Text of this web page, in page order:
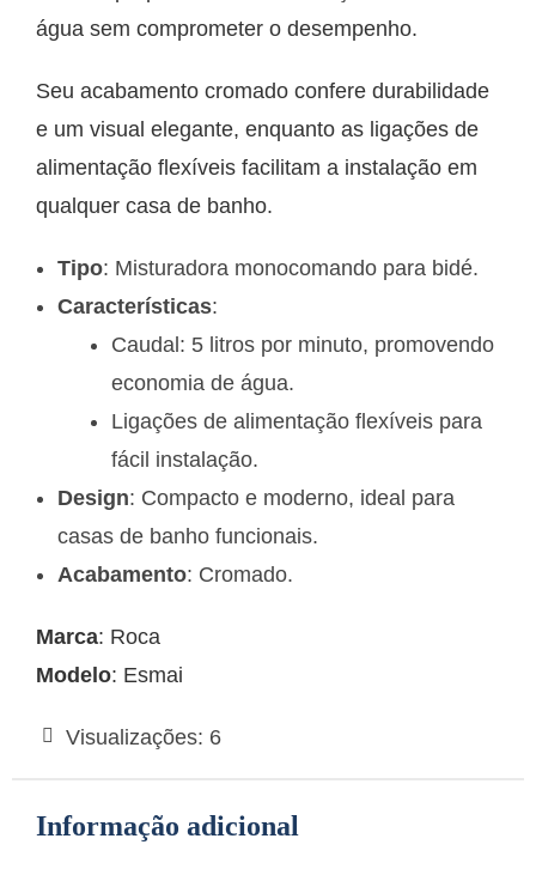
água sem comprometer o desempenho.
Seu acabamento cromado confere durabilidade
e um visual elegante, enquanto as ligações de
alimentação flexíveis facilitam a instalação em
qualquer casa de banho.
Tipo: Misturadora monocomando para bidé.
Características:
Caudal: 5 litros por minuto, promovendo
economia de água.
Ligações de alimentação flexíveis para
fácil instalação.
Design: Compacto e moderno, ideal para
casas de banho funcionais.
Acabamento: Cromado.
Marca: Roca
Modelo: Esmai
Visualizações: 6
Informação adicional